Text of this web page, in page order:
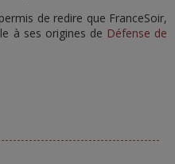
de redire que FranceSoir,
à ses origines de Défense de